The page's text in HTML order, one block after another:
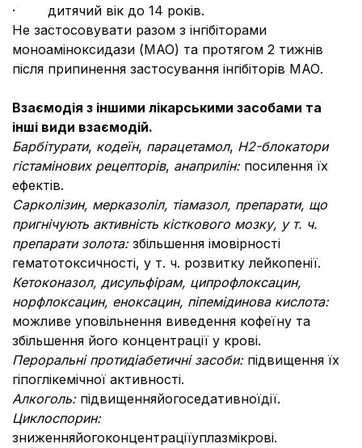
· дитячий вік до 14 років.
Не застосовувати разом з інгібіторами
моноаміноксидази (МАО) та протягом 2 тижнів
після припинення застосування інгібіторів МАО.
Взаємодія з іншими лікарськими засобами та
інші види взаємодій.
Барбітурати, кодеїн, парацетамол, Н2-блокатори
гістамінових рецепторів, анаприлін: посилення їх
ефектів.
Сарколізин, мерказоліл, тіамазол, препарати, що
пригнічують активність кісткового мозку, у т. ч.
препарати золота: збільшення імовірності
гематотоксичності, у т. ч. розвитку лейкопенії.
Кетоконазол, дисульфірам, ципрофлоксацин,
норфлоксацин, еноксацин, піпемідинова кислота:
можливе уповільнення виведення кофеїну та
збільшення його концентрації у крові.
Пероральні протидіабетичні засоби: підвищення їх
гіпоглікемічної активності.
Алкоголь: підвищенняйогоседативноїдії.
Циклоспорин:
зниженняйогоконцентраціїуплазмікрові.